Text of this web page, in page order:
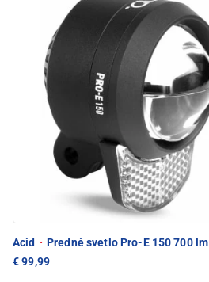
Acid · Predné svetlo Pro-E 150 700 lm
€ 99,99